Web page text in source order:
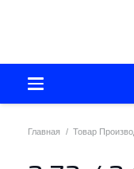
Главная / Товар